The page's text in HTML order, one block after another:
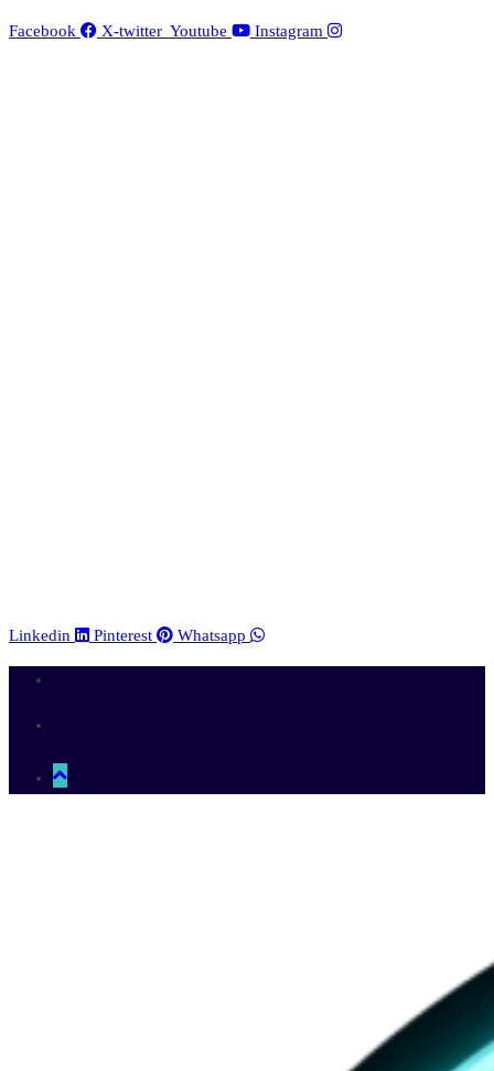
Facebook X-twitter Youtube Instagram
Linkedin Pinterest Whatsapp